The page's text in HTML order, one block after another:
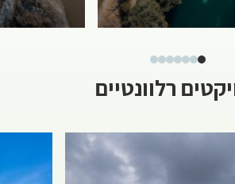
רלוונטיים